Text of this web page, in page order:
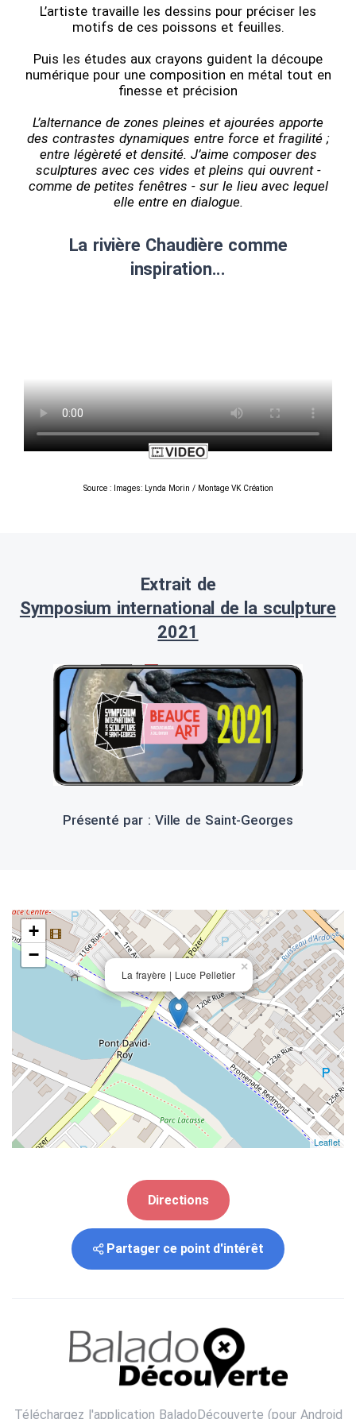
L’artiste travaille les dessins pour préciser les
motifs de ces poissons et feuilles.
Puis les études aux crayons guident la découpe
numérique pour une composition en métal tout en
finesse et précision
L’alternance de zones pleines et ajourées apporte
des contrastes dynamiques entre force et fragilité ;
entre légèreté et densité. J’aime composer des
sculptures avec ces vides et pleins qui ouvrent -
comme de petites fenêtres - sur le lieu avec lequel
elle entre en dialogue.
La rivière Chaudière comme
inspiration...
Source : Images: Lynda Morin / Montage VK Création
Extrait de
Symposium international de la sculpture
2021
Présenté par : Ville de Saint-Georges
La frayère | Luce Pelletier
×
+
−
Leaflet
Directions
Partager ce point d'intérêt
Téléchargez l'application BaladoDécouverte (pour Android